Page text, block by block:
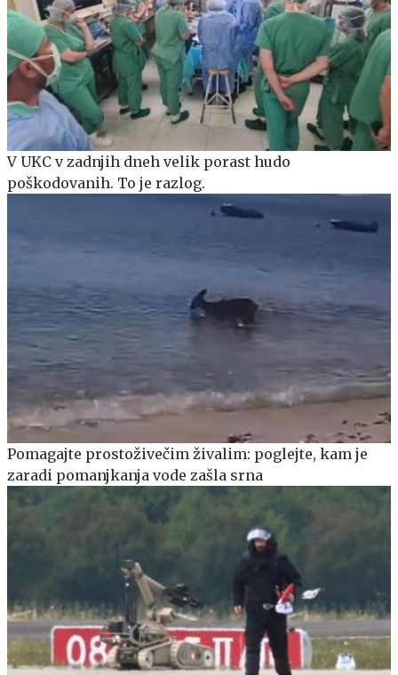
V UKC v zadnjih dneh velik porast hudo
poškodovanih. To je razlog.
Pomagajte prostoživečim živalim: poglejte, kam je
zaradi pomanjkanja vode zašla srna